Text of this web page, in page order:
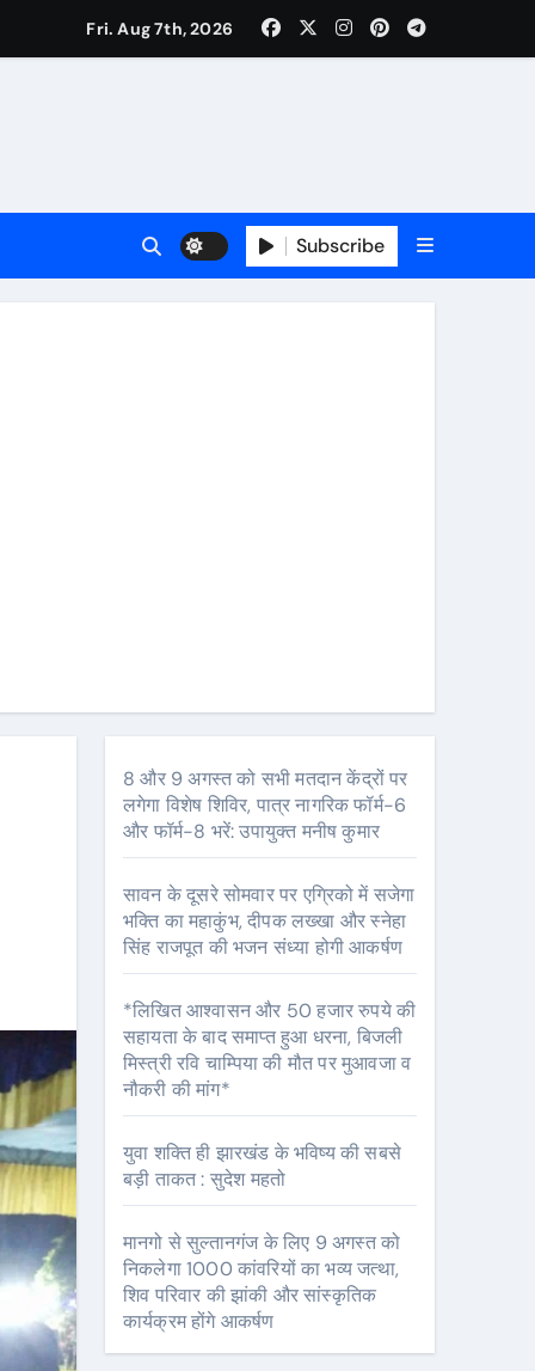
Fri. Aug 7th, 2026
Subscribe
8 और 9 अगस्त को सभी मतदान केंद्रों पर
लगेगा विशेष शिविर, पात्र नागरिक फॉर्म-6
और फॉर्म-8 भरें: उपायुक्त मनीष कुमार
सावन के दूसरे सोमवार पर एग्रिको में सजेगा
भक्ति का महाकुंभ, दीपक लख्खा और स्नेहा
सिंह राजपूत की भजन संध्या होगी आकर्षण
*लिखित आश्वासन और 50 हजार रुपये की
सहायता के बाद समाप्त हुआ धरना, बिजली
मिस्त्री रवि चाम्पिया की मौत पर मुआवजा व
नौकरी की मांग*
युवा शक्ति ही झारखंड के भविष्य की सबसे
बड़ी ताकत : सुदेश महतो
मानगो से सुल्तानगंज के लिए 9 अगस्त को
निकलेगा 1000 कांवरियों का भव्य जत्था,
शिव परिवार की झांकी और सांस्कृतिक
कार्यक्रम होंगे आकर्षण